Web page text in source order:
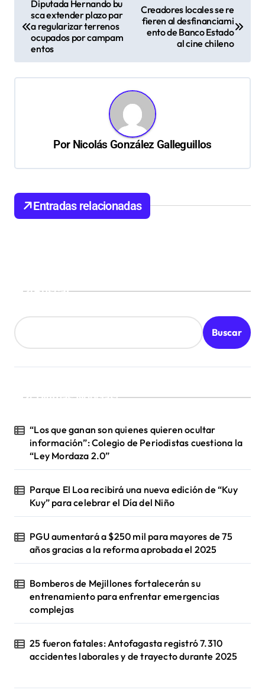
e
g
d
e
d
s
Diputada Hernando bu
sca extender plazo par
a regularizar terrenos
ocupados por campam
entos
Creadores locales se re
fieren al desfinanciami
ento de Banco Estado
al cine chileno
Por Nicolás González Galleguillos
Entradas relacionadas
Buscar
Buscar
¡Ultimas Noticias!
“Los que ganan son quienes quieren ocultar
información”: Colegio de Periodistas cuestiona la
“Ley Mordaza 2.0”
Parque El Loa recibirá una nueva edición de “Kuy
Kuy” para celebrar el Día del Niño
PGU aumentará a $250 mil para mayores de 75
años gracias a la reforma aprobada el 2025
Bomberos de Mejillones fortalecerán su
entrenamiento para enfrentar emergencias
complejas
25 fueron fatales: Antofagasta registró 7.310
accidentes laborales y de trayecto durante 2025